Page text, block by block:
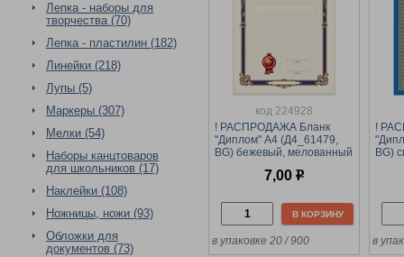
Лепка - наборы для
творчества (70)
Лепка - пластилин (182)
Линейки (218)
Лупы (5)
Маркеры (307)
Мелки (54)
Наборы канцтоваров
для школьников (17)
Наклейки (108)
Ножницы, ножи (93)
Обложки для
документов (73)
код 224928
! РАСПРОДАЖА Бланк
"Диплом" А4 (Д4_61479,
BG) бежевый, мелованный
7,00 р
В КОРЗИНУ
в упаковке 20 / 900
!
BG)
в